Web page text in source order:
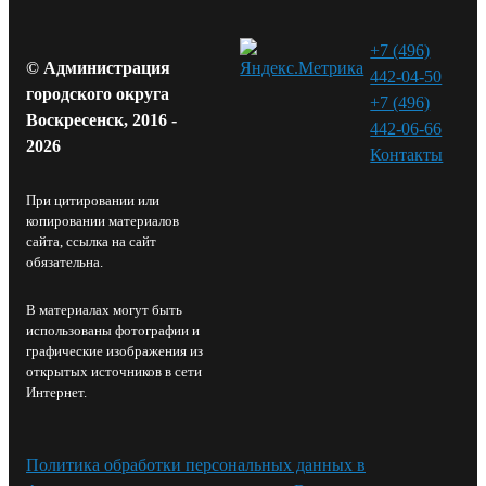
© Администрация
городского округа
Воскресенск, 2016 -
2026
При цитировании или
копировании материалов
сайта, ссылка на сайт
обязательна.
В материалах могут быть
использованы фотографии и
графические изображения из
открытых источников в сети
Интернет.
+7 (496)
442-04-50
+7 (496)
442-06-66
Контакты⁠
Политика обработки персональных данных в